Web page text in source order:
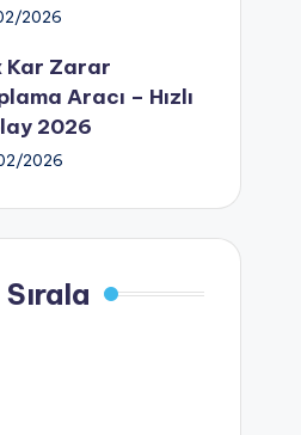
2026
Kar Zarar
Aracı – Hızlı
2026
2026